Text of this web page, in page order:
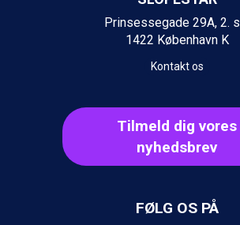
Saalbach fra DKK 5.945
Champoluc fra DKK 3.795
Sestriere fra DKK 4.395
Fieberbrunn fra DKK 6.145
St. Anton fra DKK 7.245
Zell am See fra DKK 4.095
Livigno fra DKK 4.145
Canazei fra DKK 4.745
Sauze dOulx fra DKK 4.045
Alleghe fra DKK 5.595
Prinsessegade 29A, 2.
1422 København K
Kontakt os
Tilmeld dig vores
nyhedsbrev
FØLG OS PÅ